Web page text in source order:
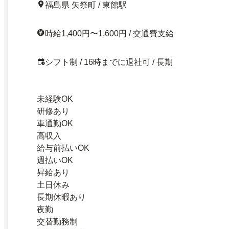
福島県 矢祭町 / 東館駅
時給1,400円〜1,600円 / 交通費支給
シフト制 / 16時までに退社可 / 長期
未経験OK
研修あり
車通勤OK
高収入
給与前払いOK
週払いOK
昇給あり
土日休み
長期休暇あり
夜勤
交替勤務制